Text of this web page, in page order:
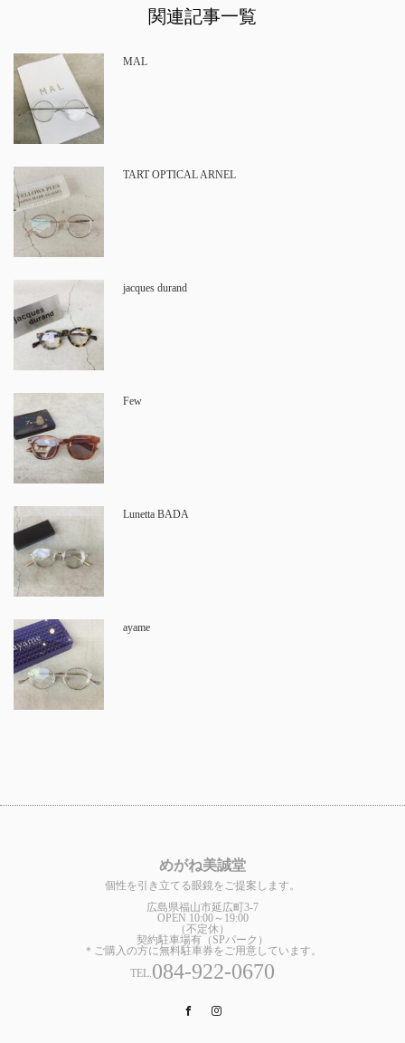
関連記事一覧
MAL
TART OPTICAL ARNEL
jacques durand
Few
Lunetta BADA
ayame
めがね美誠堂
個性を引き立てる眼鏡をご提案します。
広島県福山市延広町3-7
OPEN 10:00～19:00
（不定休）
契約駐車場有（SPパーク）
＊ご購入の方に無料駐車券をご用意しています。
TEL.084-922-0670
Facebook